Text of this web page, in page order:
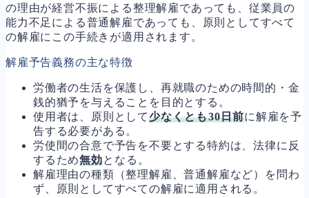
の理由が経営不振による整理解雇であっても、従業員の
能力不足による普通解雇であっても、原則としてすべて
の解雇にこの手続きが適用されます。
解雇予告義務の主な特徴
労働者の生活を保護し、再就職のための時間的・金
銭的猶予を与えることを目的とする。
使用者は、原則として少なくとも30日前に解雇を予
告する必要がある。
労使間の合意で予告を不要とする特約は、法律に反
するため無効となる。
解雇理由の種類（整理解雇、普通解雇など）を問わ
ず、原則としてすべての解雇に適用される。